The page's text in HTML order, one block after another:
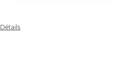
Détails